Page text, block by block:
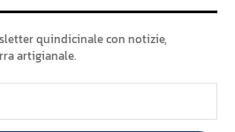
quindicinale con notizie,
artigianale.